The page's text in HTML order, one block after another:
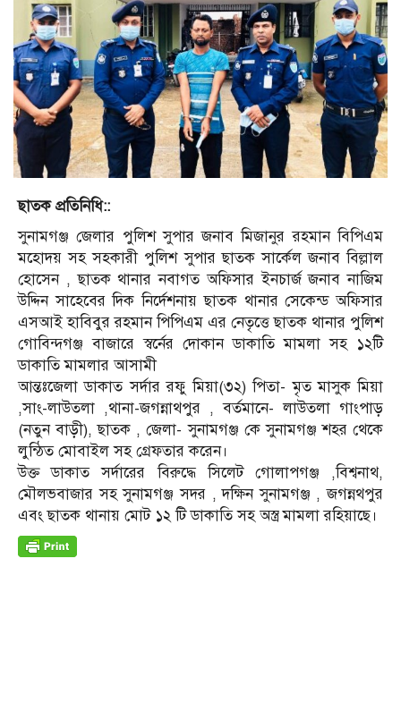
ছাতক প্রতিনিধি::
সুনামগঞ্জ জেলার পুলিশ সুপার জনাব মিজানুর রহমান বিপিএম
মহোদয় সহ সহকারী পুলিশ সুপার ছাতক সার্কেল জনাব বিল্লাল
হোসেন , ছাতক থানার নবাগত অফিসার ইনচার্জ জনাব নাজিম
উদ্দিন সাহেবের দিক নির্দেশনায় ছাতক থানার সেকেন্ড অফিসার
এসআই হাবিবুর রহমান পিপিএম এর নেতৃত্তে ছাতক থানার পুলিশ
গোবিন্দগঞ্জ বাজারে স্বর্নের দোকান ডাকাতি মামলা সহ ১২টি
ডাকাতি মামলার আসামী
আন্তঃজেলা ডাকাত সর্দার রফু মিয়া(৩২) পিতা- মৃত মাসুক মিয়া
,সাং-লাউতলা ,থানা-জগন্নাথপুর , বর্তমানে- লাউতলা গাংপাড়
(নতুন বাড়ী), ছাতক , জেলা- সুনামগঞ্জ কে সুনামগঞ্জ শহর থেকে
লুন্ঠিত মোবাইল সহ গ্রেফতার করেন।
উক্ত ডাকাত সর্দারের বিরুদ্ধে সিলেট গোলাপগঞ্জ ,বিশ্বনাথ,
মৌলভবাজার সহ সুনামগঞ্জ সদর , দক্ষিন সুনামগঞ্জ , জগন্নথপুর
এবং ছাতক থানায় মোট ১২ টি ডাকাতি সহ অস্ত্র মামলা রহিয়াছে।